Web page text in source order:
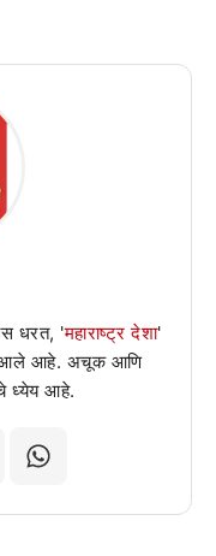
धरत, 'महाराष्ट्र देशा'
आले आहे. अचूक आणि
ध्येय आहे.